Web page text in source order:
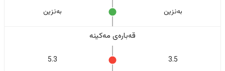
بەنزین بەنزین
قەبارەی مەکینە
3.5
5.3